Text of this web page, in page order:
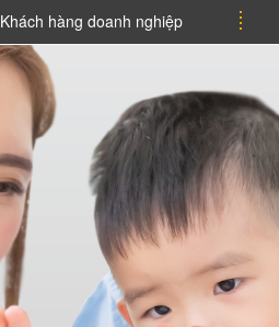
Khách hàng doanh nghiệp